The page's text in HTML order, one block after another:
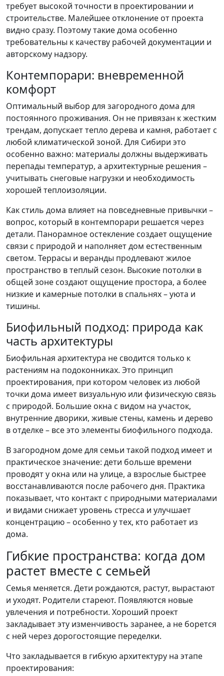
требует высокой точности в проектировании и
строительстве. Малейшее отклонение от проекта
видно сразу. Поэтому такие дома особенно
требовательны к качеству рабочей документации и
авторскому надзору.
Контемпорари: вневременной
комфорт
Оптимальный выбор для загородного дома для
постоянного проживания. Он не привязан к жестким
трендам, допускает тепло дерева и камня, работает с
любой климатической зоной. Для Сибири это
особенно важно: материалы должны выдерживать
перепады температур, а архитектурные решения –
учитывать снеговые нагрузки и необходимость
хорошей теплоизоляции.
Как стиль дома влияет на повседневные привычки –
вопрос, который в контемпорари решается через
детали. Панорамное остекление создает ощущение
связи с природой и наполняет дом естественным
светом. Террасы и веранды продлевают жилое
пространство в теплый сезон. Высокие потолки в
общей зоне создают ощущение простора, а более
низкие и камерные потолки в спальнях – уюта и
тишины.
Биофильный подход: природа как
часть архитектуры
Биофильная архитектура не сводится только к
растениям на подоконниках. Это принцип
проектирования, при котором человек из любой
точки дома имеет визуальную или физическую связь
с природой. Большие окна с видом на участок,
внутренние дворики, живые стены, камень и дерево
в отделке – все это элементы биофильного подхода.
В загородном доме для семьи такой подход имеет и
практическое значение: дети больше времени
проводят у окна или на улице, а взрослые быстрее
восстанавливаются после рабочего дня. Практика
показывает, что контакт с природными материалами
и видами снижает уровень стресса и улучшает
концентрацию – особенно у тех, кто работает из
дома.
Гибкие пространства: когда дом
растет вместе с семьей
Семья меняется. Дети рождаются, растут, вырастают
и уходят. Родители стареют. Появляются новые
увлечения и потребности. Хороший проект
закладывает эту изменчивость заранее, а не борется
с ней через дорогостоящие переделки.
Что закладывается в гибкую архитектуру на этапе
проектирования: